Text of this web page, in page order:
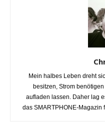
Mein halbes Leben dreht
besitzen, Strom
aufladen lassen. Daher lag
das SMARTPHONE-Magazin